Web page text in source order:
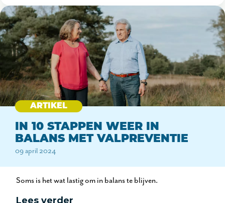
ARTIKEL
IN 10 STAPPEN WEER IN
BALANS MET VALPREVENTIE
09 april 2024
Soms is het wat lastig om in balans te blijven.
Lees verder